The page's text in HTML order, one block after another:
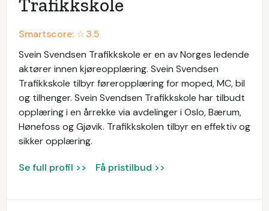
Trafikkskole
Smartscore: ☆3.5
Svein Svendsen Trafikkskole er en av Norges ledende
aktører innen kjøreopplæring. Svein Svendsen
Trafikkskole tilbyr føreropplæring for moped, MC, bil
og tilhenger. Svein Svendsen Trafikkskole har tilbudt
opplæring i en årrekke via avdelinger i Oslo, Bærum,
Hønefoss og Gjøvik. Trafikkskolen tilbyr en effektiv og
sikker opplæring.
Se full profil >> Få pristilbud >>